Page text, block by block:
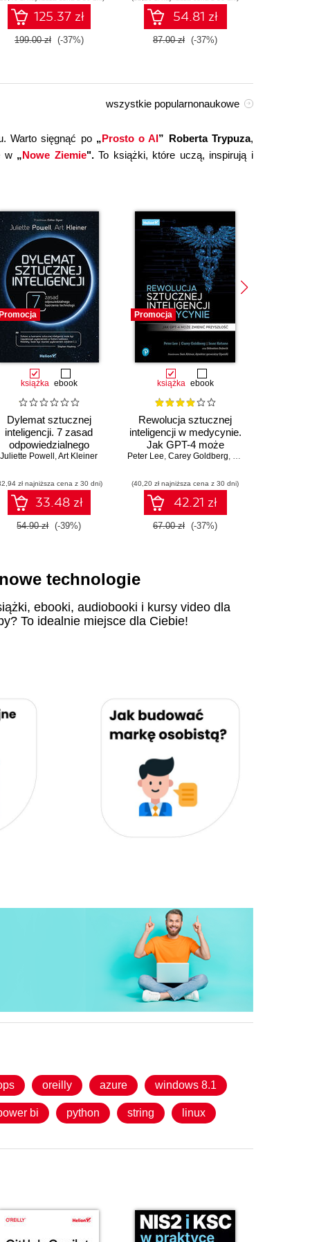
125.37 zł
199.00 zł (-37%)
technologiami OpenAI
dla zwiększenia
produktywności i
kreatywności. Wydanie II
54.81 zł
87.00 zł (-37%)
Warto sięgnąć po „Prosto o AI” Roberta Trypuza,
w „Nowe Ziemie".To książki, które uczą, inspirują i
wszystkie popularnonaukowe
Promocja
książka ebook
Dylemat sztucznej
inteligencji. 7 zasad
odpowiedzialnego
tworzenia technologii
Juliette Powell ,Art Kleiner
zł najniższa cena z 30 dni)
33.48 zł
54.90 zł (-39%)
Promocja
książka ebook
Rewolucja sztucznej
inteligencji w medycynie.
Jak GPT-4 może
zmienić przyszłość
Peter Lee,Carey Goldberg, Isaac Kohane
(40,20 zł najniższa cena z 30 dni)
42.21 zł
67.00 zł (-37%)
technologie
ebooki, audiobooki i kursy video dla
To idealnie miejsce dla Ciebie!
oreilly azure windows 8.1
bi python string linux